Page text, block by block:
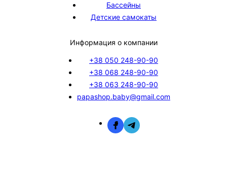
Бассейны
Детские самокаты
Информация о компании
+38 050 248-90-90
+38 068 248-90-90
+38 063 248-90-90
papashop.baby@gmail.com